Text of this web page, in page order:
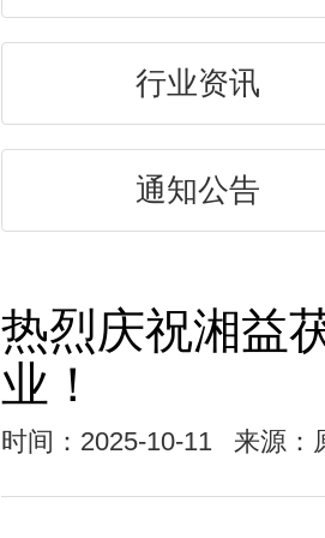
行业资讯
通知公告
热烈庆祝湘益
业！
时间：2025-10-11 来源：